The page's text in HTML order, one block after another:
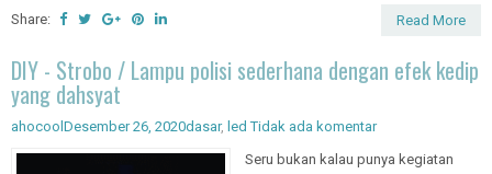
Share:
Read More
DIY - Strobo / Lampu polisi sederhana dengan efek kedip
yang dahsyat
ahocool Desember 26, 2020dasar, led Tidak ada komentar
Seru bukan kalau punya kegiatan